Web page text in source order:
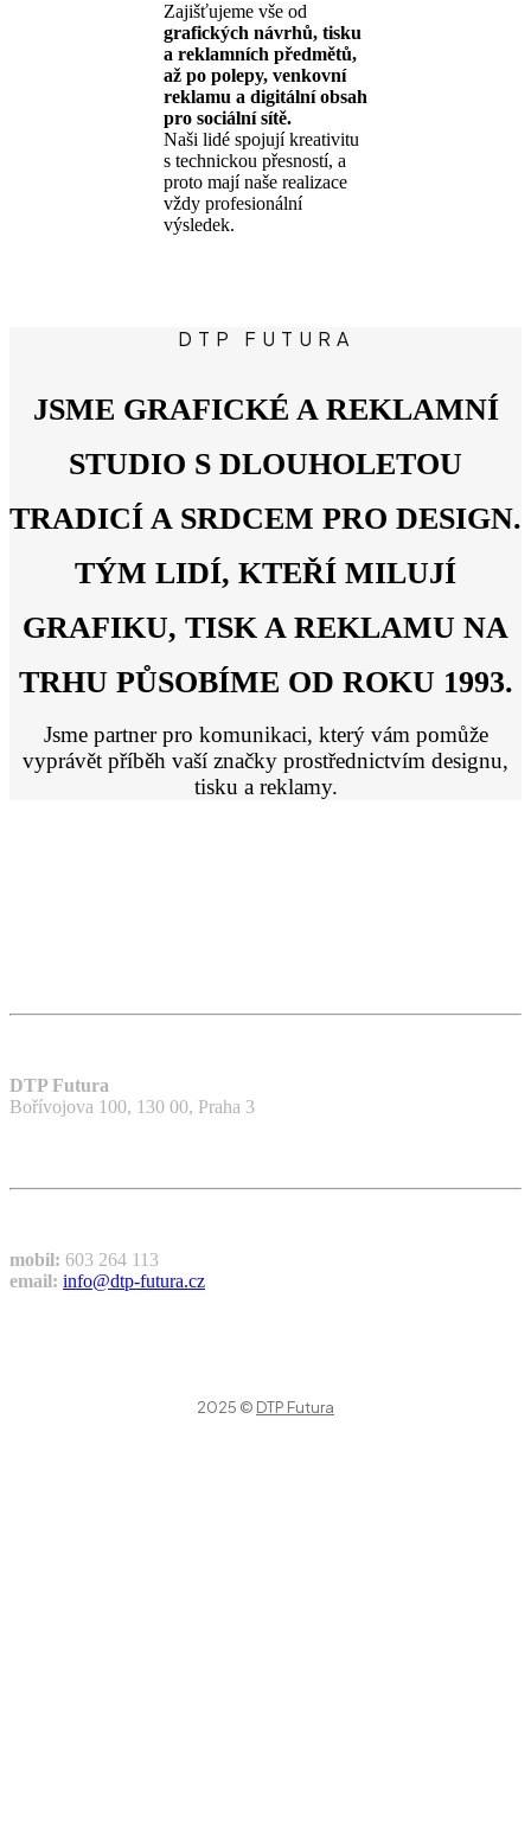
Zajišťujeme vše od
grafických návrhů, tisku
a reklamních předmětů,
až po polepy, venkovní
reklamu a digitální obsah
pro sociální sítě.
Naši lidé spojují kreativitu
s technickou přesností, a
proto mají naše realizace
vždy profesionální
výsledek.
DTP FUTURA
JSME GRAFICKÉ A REKLAMNÍ
STUDIO S DLOUHOLETOU
TRADICÍ A SRDCEM PRO DESIGN.
TÝM LIDÍ, KTEŘÍ MILUJÍ
GRAFIKU, TISK A REKLAMU NA
TRHU PŮSOBÍME OD ROKU 1993.
Jsme partner pro komunikaci, který vám pomůže
vyprávět příběh vaší značky prostřednictvím designu,
tisku a reklamy.
DTP Futura
Bořívojova 100, 130 00, Praha 3
mobil: 603 264 113
email: info@dtp-futura.cz
2025 © DTP Futura